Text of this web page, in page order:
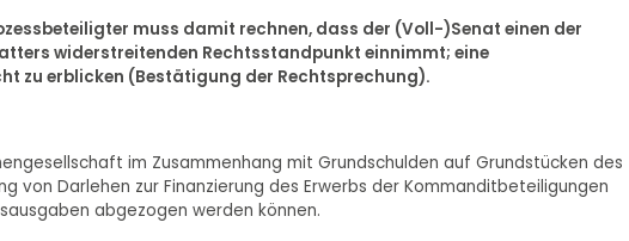
muss damit rechnen, dass der (Voll-)Senat einen der
widerstreitenden Rechtsstandpunkt einnimmt; eine
zu erblicken (Bestätigung der Rechtsprechung).
im Zusammenhang mit Grundschulden auf Grundstücken des
von Darlehen zur Finanzierung des Erwerbs der Kommanditbeteiligungen
abgezogen werden können.